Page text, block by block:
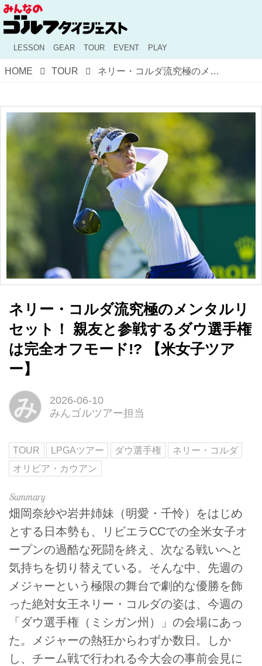
LESSON GEAR TOUR EVENT PLAY
HOME TOUR ネリー・コルダ流究極のメンタルリセット！ 親友と参戦するダウ選手権は完全オフモード!? 【米女子ツアー】
ネリー・コルダ流究極のメンタルリ
セット！ 親友と参戦するダウ選手権
は完全オフモード!? 【米女子ツア
ー】
み
2026-06-10
みんゴルツアー担当
TOUR LPGAツアー ダウ選手権
ネリー・コルダ
オリビア・カウアン
畑岡奈紗や岩井姉妹（明愛・千怜）をはじめ
とする日本勢も、リビエラCCでの全米女子オ
ープンの過酷な死闘を終え、次なる戦いへと
気持ちを切り替えている。そんな中、先週の
メジャーという極限の舞台で劇的な優勝を飾
った絶対女王ネリー・コルダの姿は、今週の
「ダウ選手権（ミシガン州）」の会場にあっ
た。メジャーの熱狂からわずか数日。しか
し、チーム戦で行われる今大会の事前会見に